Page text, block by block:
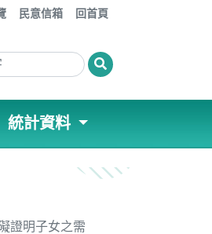
民意信箱 回首頁
統計資料
證明子女之需